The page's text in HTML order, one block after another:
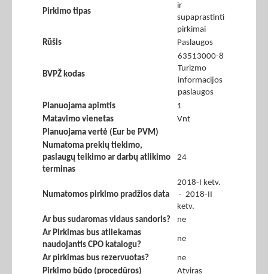
Pirkimo tipas
ir
supaprastinti
pirkimai
Rūšis
Paslaugos
BVPŽ kodas
63513000-8
Turizmo
informacijos
paslaugos
Planuojama apimtis
1
Matavimo vienetas
Vnt
Planuojama vertė (Eur be PVM)
Numatoma prekių tiekimo,
paslaugų teikimo ar darbų atlikimo
terminas
24
Numatomos pirkimo pradžios data
2018-I ketv.
- 2018-II
ketv.
Ar bus sudaromas vidaus sandoris?
ne
Ar Pirkimas bus atliekamas
naudojantis CPO katalogu?
ne
Ar pirkimas bus rezervuotas?
ne
Pirkimo būdo (procedūros)
Atviras